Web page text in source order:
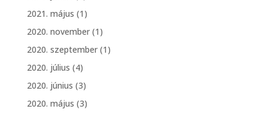
2021. május (1)
2020. november(1)
2020. szeptember(1)
2020. július (4)
2020. június (3)
2020. május (3)